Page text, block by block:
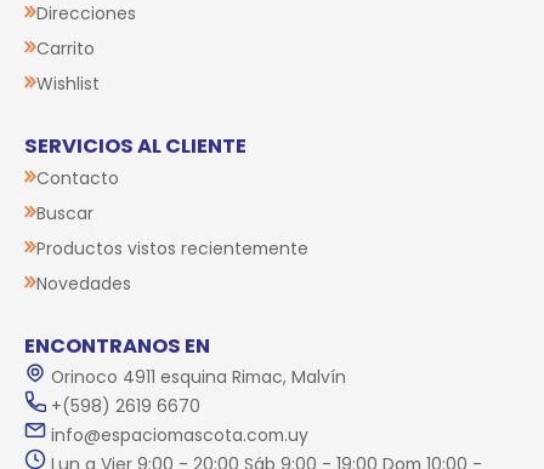
Direcciones
Carrito
Wishlist
SERVICIOS AL CLIENTE
Contacto
Buscar
Productos vistos recientemente
Novedades
ENCONTRANOS EN
Orinoco 4911 esquina Rimac, Malvín
+(598) 2619 6670
info@espaciomascota.com.uy